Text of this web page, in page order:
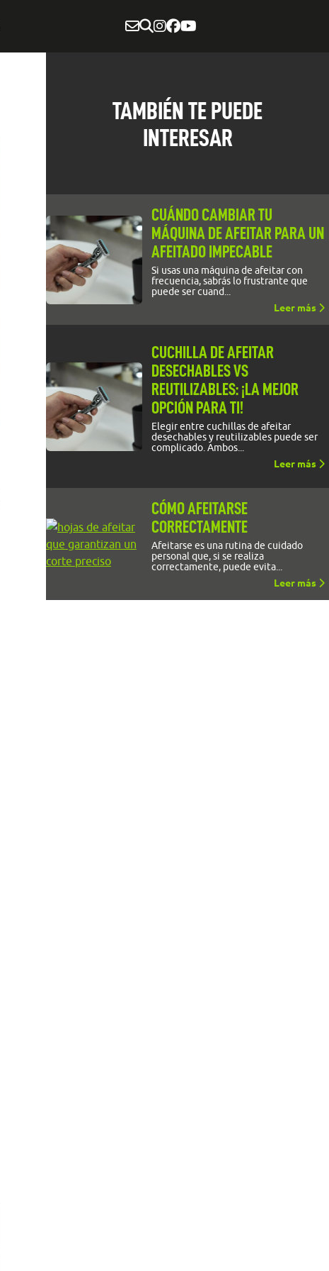
TAMBIÉN TE PUEDE
INTERESAR
CUÁNDO CAMBIAR TU
MÁQUINA DE AFEITAR PARA UN
AFEITADO IMPECABLE
Si usas una máquina de afeitar con
frecuencia, sabrás lo frustrante que
puede ser cuand...
Leer más
CUCHILLA DE AFEITAR
DESECHABLES VS
REUTILIZABLES: ¡LA MEJOR
OPCIÓN PARA TI!
Elegir entre cuchillas de afeitar
desechables y reutilizables puede ser
complicado. Ambos...
Leer más
CÓMO AFEITARSE
CORRECTAMENTE
Afeitarse es una rutina de cuidado
personal que, si se realiza
correctamente, puede evita...
Leer más